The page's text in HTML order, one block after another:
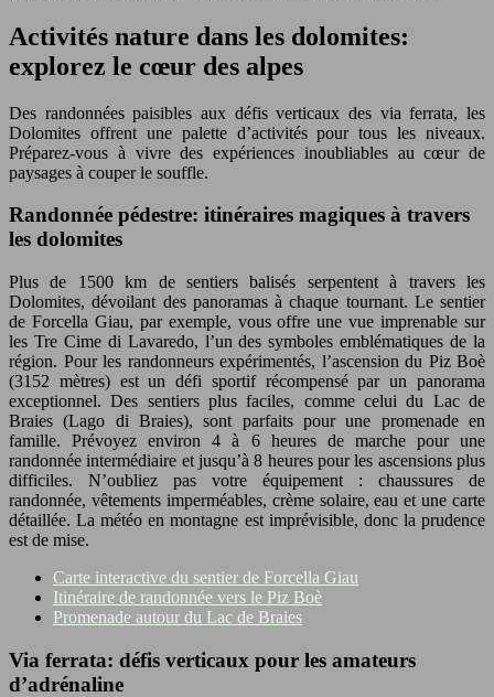
Activités nature dans les dolomites:
explorez le cœur des alpes
Des randonnées paisibles aux défis verticaux des via ferrata, les
Dolomites offrent une palette d’activités pour tous les niveaux.
Préparez-vous à vivre des expériences inoubliables au cœur de
paysages à couper le souffle.
Randonnée pédestre: itinéraires magiques à travers
les dolomites
Plus de 1500 km de sentiers balisés serpentent à travers les
Dolomites, dévoilant des panoramas à chaque tournant. Le sentier
de Forcella Giau, par exemple, vous offre une vue imprenable sur
les Tre Cime di Lavaredo, l’un des symboles emblématiques de la
région. Pour les randonneurs expérimentés, l’ascension du Piz Boè
(3152 mètres) est un défi sportif récompensé par un panorama
exceptionnel. Des sentiers plus faciles, comme celui du Lac de
Braies (Lago di Braies), sont parfaits pour une promenade en
famille. Prévoyez environ 4 à 6 heures de marche pour une
randonnée intermédiaire et jusqu’à 8 heures pour les ascensions plus
difficiles. N’oubliez pas votre équipement : chaussures de
randonnée, vêtements imperméables, crème solaire, eau et une carte
détaillée. La météo en montagne est imprévisible, donc la prudence
est de mise.
Carte interactive du sentier de Forcella Giau
Itinéraire de randonnée vers le Piz Boè
Promenade autour du Lac de Braies
Via ferrata: défis verticaux pour les amateurs
d’adrénaline